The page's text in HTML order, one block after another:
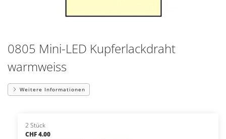
0805 Mini-LED Kupferlackdraht
warmweiss
Weitere Informationen
2 Stück
CHF 4.00